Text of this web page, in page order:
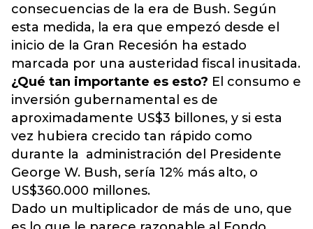
consecuencias de la era de Bush. Según
esta medida, la era que empezó desde el
inicio de la Gran Recesión ha estado
marcada por una austeridad fiscal inusitada.
¿Qué tan importante es esto? El consumo e
inversión gubernamental es de
aproximadamente US$3 billones, y si esta
vez hubiera crecido tan rápido como
durante la administración del Presidente
George W. Bush, sería 12% más alto, o
US$360.000 millones.
Dado un multiplicador de más de uno, que